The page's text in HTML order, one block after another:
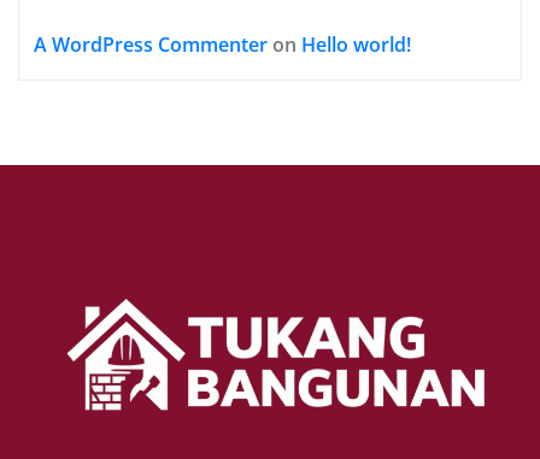
A WordPress Commenter on Hello world!